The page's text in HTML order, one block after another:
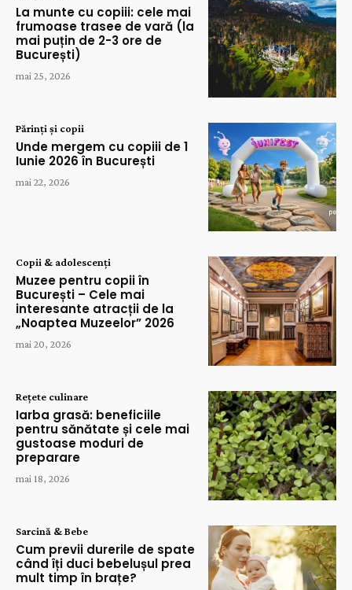
La munte cu copiii: cele mai
frumoase trasee de vară (la
mai puțin de 2-3 ore de
București)
mai 25, 2026
Părinți și copii
Unde mergem cu copiii de 1
Iunie 2026 în București
mai 22, 2026
Copii & adolescenți
Muzee pentru copii în
București – Cele mai
interesante atracții de la
„Noaptea Muzeelor” 2026
mai 20, 2026
Rețete culinare
Iarba grasă: beneficiile
pentru sănătate și cele mai
gustoase moduri de
preparare
mai 18, 2026
Sarcină & Bebe
Cum previi durerile de spate
când îți duci bebelușul prea
mult timp în brațe?